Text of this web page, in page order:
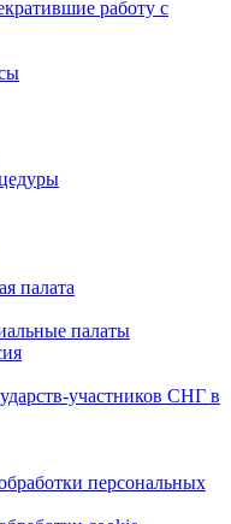
работу с
палата
палаты
участников СНГ в
персональных